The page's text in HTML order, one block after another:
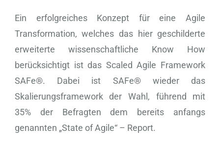
Ein erfolgreiches Konzept für eine Agile
Transformation, welches das hier geschilderte
erweiterte wissenschaftliche Know How
berücksichtigt ist das Scaled Agile Framework
SAFe®. Dabei ist SAFe® wieder das
Skalierungsframework der Wahl, führend mit
35% der Befragten dem bereits anfangs
genannten „State of Agile“ – Report.